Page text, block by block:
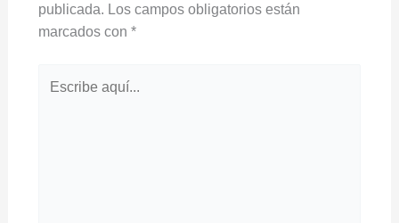
publicada. Los campos obligatorios están
marcados con *
aquí...